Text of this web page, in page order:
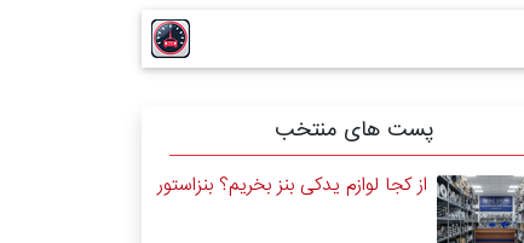
پست های منتخب
از کجا لوازم یدکی بنز بخریم؟ بنزاستور